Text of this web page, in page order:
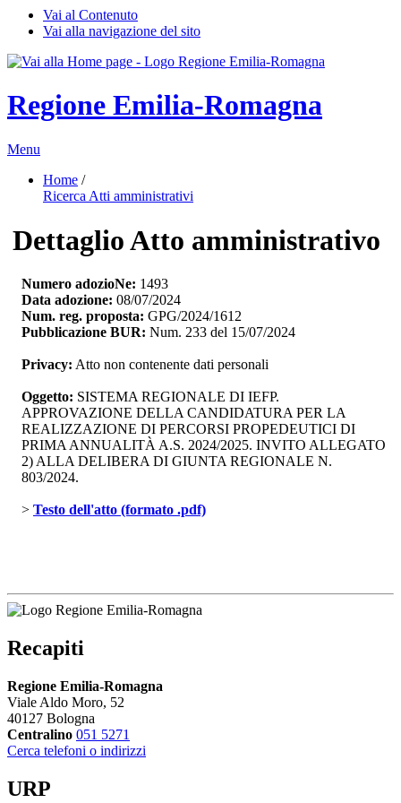
Vai al Contenuto
Vai alla navigazione del sito
Regione Emilia-Romagna
Menu
Home /
Ricerca Atti amministrativi
Dettaglio Atto amministrativo
Numero adozioNe: 1493
Data adozione: 08/07/2024
Num. reg. proposta: GPG/2024/1612
Pubblicazione BUR: Num. 233 del 15/07/2024
Privacy: Atto non contenente dati personali
Oggetto: SISTEMA REGIONALE DI IEFP.
APPROVAZIONE DELLA CANDIDATURA PER LA
REALIZZAZIONE DI PERCORSI PROPEDEUTICI DI
PRIMA ANNUALITÀ A.S. 2024/2025. INVITO ALLEGATO
2) ALLA DELIBERA DI GIUNTA REGIONALE N.
803/2024.
> Testo dell'atto (formato .pdf)
Recapiti
Regione Emilia-Romagna
Viale Aldo Moro, 52
40127 Bologna
Centralino 051 5271
Cerca telefoni o indirizzi
URP